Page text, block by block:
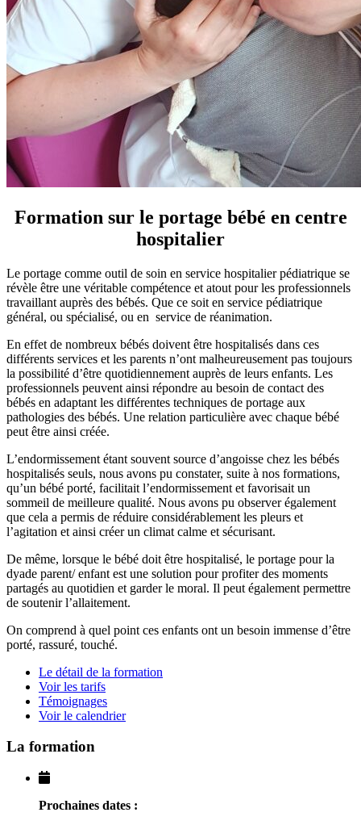
Formation sur le portage bébé en centre
hospitalier
Le portage comme outil de soin en service hospitalier pédiatrique se
révèle être une véritable compétence et atout pour les professionnels
travaillant auprès des bébés. Que ce soit en service pédiatrique
général, ou spécialisé, ou en service de réanimation.
En effet de nombreux bébés doivent être hospitalisés dans ces
différents services et les parents n’ont malheureusement pas toujours
la possibilité d’être quotidiennement auprès de leurs enfants. Les
professionnels peuvent ainsi répondre au besoin de contact des
bébés en adaptant les différentes techniques de portage aux
pathologies des bébés. Une relation particulière avec chaque bébé
peut être ainsi créée.
L’endormissement étant souvent source d’angoisse chez les bébés
hospitalisés seuls, nous avons pu constater, suite à nos formations,
qu’un bébé porté, facilitait l’endormissement et favorisait un
sommeil de meilleure qualité. Nous avons pu observer également
que cela a permis de réduire considérablement les pleurs et
l’agitation et ainsi créer un climat calme et sécurisant.
De même, lorsque le bébé doit être hospitalisé, le portage pour la
dyade parent/ enfant est une solution pour profiter des moments
partagés au quotidien et garder le moral. Il peut également permettre
de soutenir l’allaitement.
On comprend à quel point ces enfants ont un besoin immense d’être
porté, rassuré, touché.
Le détail de la formation
Voir les tarifs
Témoignages
Voir le calendrier
La formation
Prochaines dates :